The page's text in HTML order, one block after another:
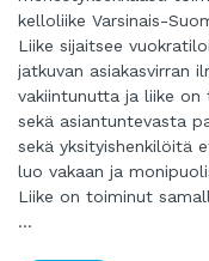
kelloliike Varsinais-
Liike sijaitsee
jatkuvan asiakasvirran
vakiintunutta ja liike on
sekä asiantuntevasta
sekä yksityishenkilöitä
luo vakaan ja
Liike on toiminut
vuosikymmeniä, mikä
...